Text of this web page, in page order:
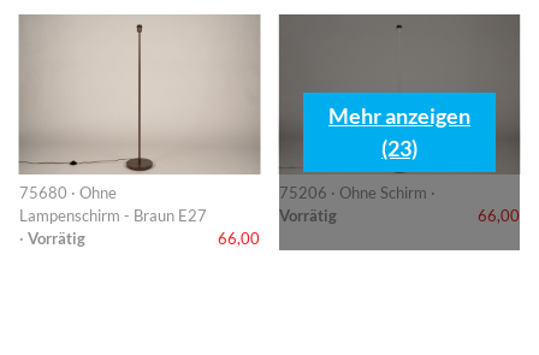
75680 · Ohne
Lampenschirm - Braun E27
· Vorrätig 66,00
75206 · Ohne Schirm ·
Vorrätig
66,00
Mehr anzeigen
(23)